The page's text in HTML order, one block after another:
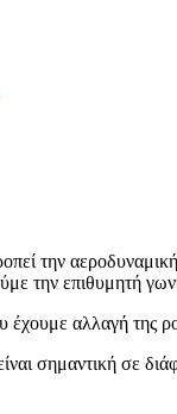
την
την επιθυμητή
αλλαγή της
σημαντική σε